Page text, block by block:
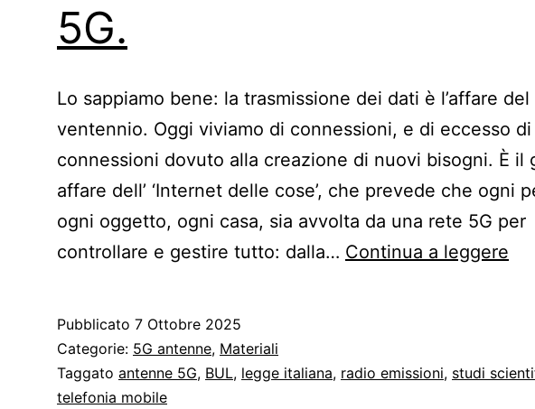
5G.
Lo sappiamo bene: la trasmissione dei dati è l’affare del
ventennio. Oggi viviamo di connessioni, e di eccesso di
connessioni dovuto alla creazione di nuovi bisogni. È il
affare dell’ ‘Internet delle cose’, che prevede che ogni
ogni oggetto, ogni casa, sia avvolta da una rete 5G per
controllare e gestire tutto: dalla… Continua a leggere
Pubblicato 7 Ottobre 2025
Categorie: 5G antenne, Materiali
Taggato antenne 5G, BUL, legge italiana, radio emissioni, studi
telefonia mobile